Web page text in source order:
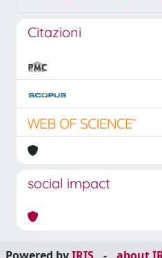
Citazioni
social impact